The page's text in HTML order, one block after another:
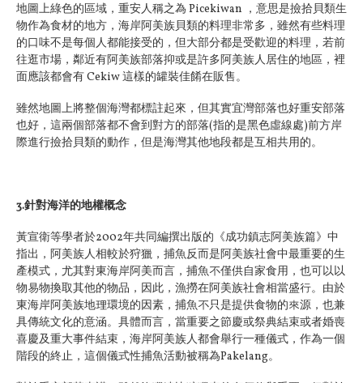
地圖上綠色的區域，重安人稱之為 Picekiwan ，意思是撿拾貝類生
物作為食材的地方，海岸阿美族貝類的料理非常多，雖然有些料理
的口味不是每個人都能接受的，但大部分都是受歡迎的料理，若前
往逛市場，鄰近有阿美族部落抑或是許多阿美族人居住的地區，裡
面應該都會有 Cekiw 這樣的罐裝佳餚在販售。
雖然地圖上將整個海灣都標註起來，但其實宜灣部落也好重安部落
也好，這兩個部落都不會到對方的部落(指的是黑色虛線處)前方岸
際進行撿拾貝類的動作，但是海灣其他地段都是互相共用的。
3.針對海洋的地權概念
黃宣衛等學者於2002年共同編撰出版的《成功鎮志阿美族篇》中
指出，阿美族人相較於狩獵，捕魚反而是阿美族社會中最重要的生
產模式，尤其對東海岸阿美而言，捕魚不僅供自家食用，也可以以
物易物換取其他的物品，因此，漁撈在阿美族社會相當盛行。由於
東海岸阿美族地理環境的因素，捕魚不只是提供食物的來源，也兼
具傳統文化的意涵。具體而言，當重要之節慶或祭典結束或者婚喪
喜慶及重大事件結束，海岸阿美族人都會舉行一種儀式，作為一個
階段的終止，這個儀式性捕魚活動被稱為Pakelang。